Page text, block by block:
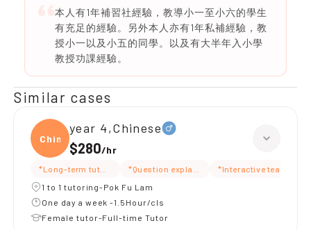
本人有1年補習社經驗，教導小一至小六的學生
有充足的經驗。另外本人亦有1年私補經驗，教
授小一以及小五的同學。以及有大半年入小學
教授功課經驗。
Similar cases
Chine
year 4,Chinese
$280/hr
*Long-term tutoring *Question explanation*Interactive teaching
1 to 1 tutoring-Pok Fu Lam
One day a week -1.5Hour/cls
Female tutor-Full-time Tutor